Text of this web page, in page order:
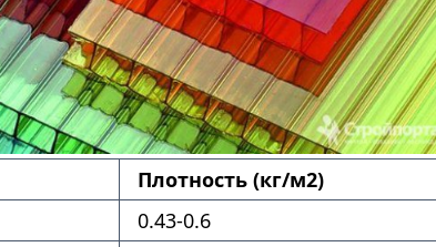
Плотность (кг/м2)
0.43-0.6